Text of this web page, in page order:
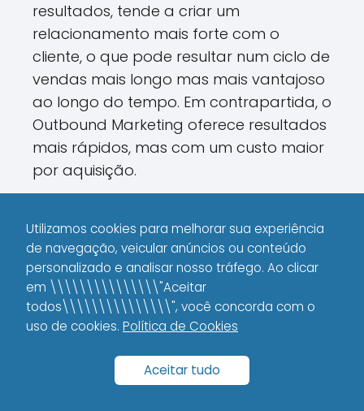
resultados, tende a criar um
relacionamento mais forte com o
cliente, o que pode resultar num ciclo de
vendas mais longo mas mais vantajoso
ao longo do tempo. Em contrapartida, o
Outbound Marketing oferece resultados
mais rápidos, mas com um custo maior
por aquisição.
facilitar:
Inbound Marketing:Menor custo
de aquisição, construção de
autoridade, resultados a longo
Outbound Marketing:
Utilizamos cookies para melhorar sua experiência
de navegação, veicular anúncios ou conteúdo
personalizado e analisar nosso tráfego. Ao clicar
em \\\\\\\\\\\\\\\"Aceitar
todos\\\\\\\\\\\\\\\", você concorda com o
uso de cookies. Política de Cookies
Aceitar tudo